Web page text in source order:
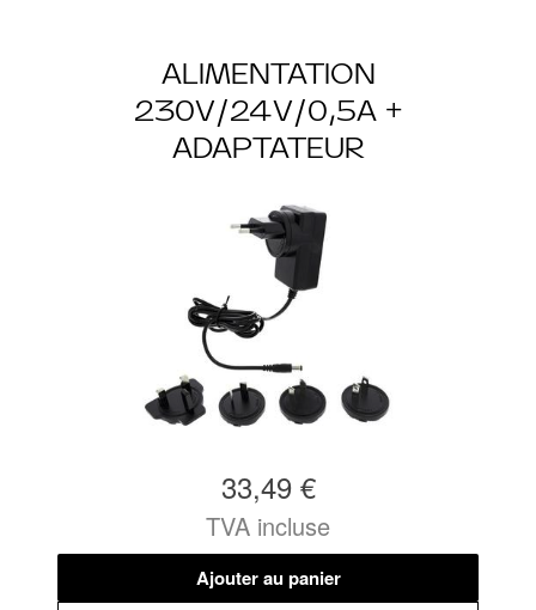
ALIMENTATION
230V/24V/0,5A +
ADAPTATEUR
33,49 €
TVA incluse
Ajouter au panier